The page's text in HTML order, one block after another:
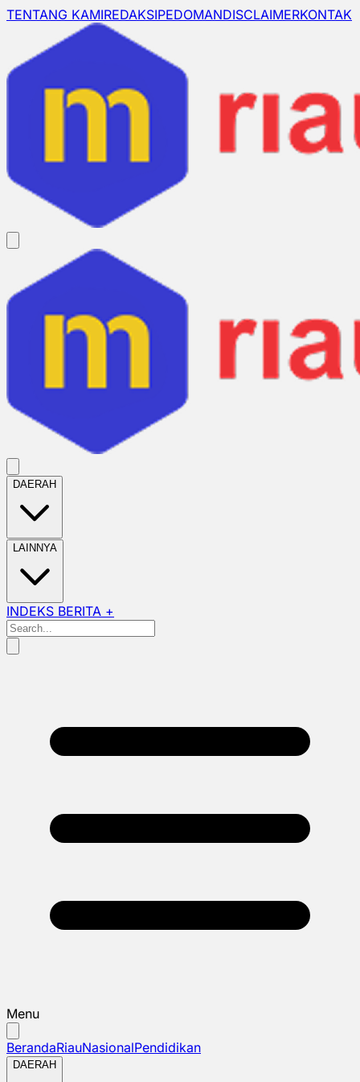
TENTANG KAMIREDAKSIPEDOMANDISCLAIMERKONTAK
DAERAH
LAINNYA
INDEKS BERITA +
Menu
BerandaRiauNasionalPendidikan
DAERAH